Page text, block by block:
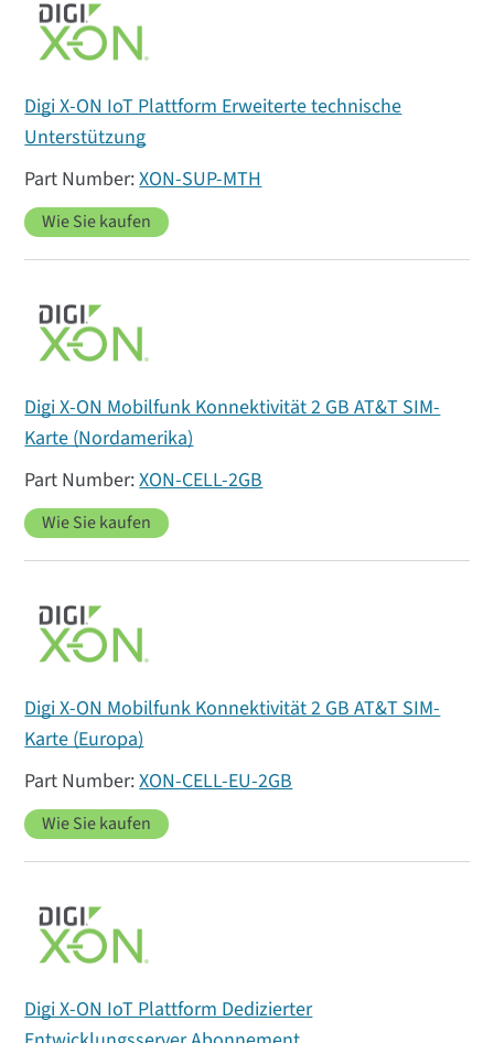
Digi X-ON IoT Plattform Erweiterte technische
Unterstützung
XON-SUP-MTH
Wie Sie kaufen
Digi X-ON Mobilfunk Konnektivität 2 GB AT&T SIM-
Karte (Nordamerika)
XON-CELL-2GB
Wie Sie kaufen
Digi X-ON Mobilfunk Konnektivität 2 GB AT&T SIM-
Karte (Europa)
XON-CELL-EU-2GB
Wie Sie kaufen
Digi X-ON IoT Plattform Dedizierter